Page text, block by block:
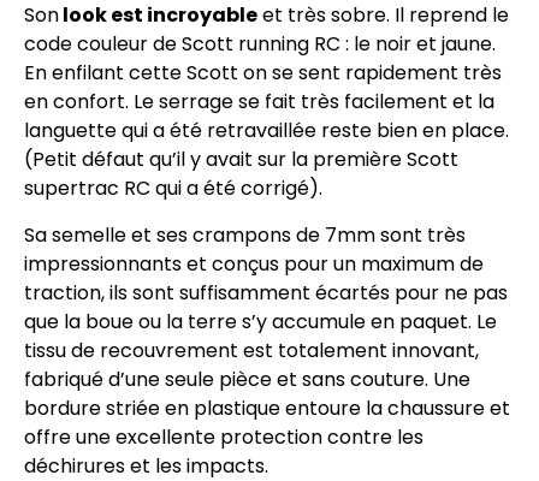
Sonlook est incroyableet très sobre. Il reprend le
code couleur de Scott running RC : le noir et jaune.
En enfilant cette Scott on se sent rapidement très
en confort. Le serrage se fait très facilement et la
languette qui a été retravaillée reste bien en place.
(Petit défaut qu’il y avait sur la première Scott
supertrac RC qui a été corrigé).
Sa semelle et ses crampons de 7mm sont très
impressionnants et conçus pour un maximum de
traction, ils sont suffisamment écartés pour ne pas
que la boue ou la terre s’y accumule en paquet. Le
tissu de recouvrement est totalement innovant,
fabriqué d’une seule pièce et sans couture. Une
bordure striée en plastique entoure la chaussure et
offre une excellente protection contre les
déchirures et les impacts.